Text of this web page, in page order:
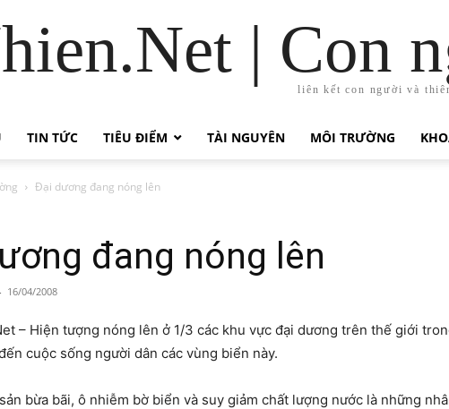
| Con
liên kết con người và
TIN TỨC TIÊU ĐIỂM TÀI NGUYÊN MÔI TRƯỜNG
Đại dương đang nóng lên
đang nóng lên
16/04/2008
– Hiện tượng nóng lên ở 1/3 các khu vực đại dương trên thế giới
cuộc sống người dân các vùng biển này.
bừa bãi, ô nhiễm bờ biển và suy giảm chất lượng nước là những